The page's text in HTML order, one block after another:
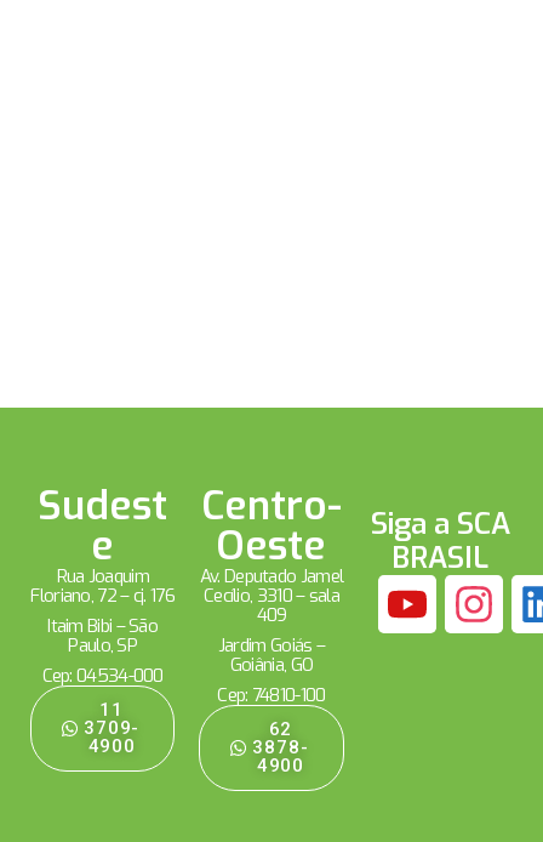
Sudest
e
Rua Joaquim
Floriano, 72 – cj. 176
Itaim Bibi – São
Paulo, SP
Cep: 04534-000
11
3709-
4900
Centro-
Oeste
Av. Deputado Jamel
Cecílio, 3310 – sala
409
Jardim Goiás –
Goiânia, GO
Cep: 74810-100
62
3878-
4900
Siga a SCA
BRASIL